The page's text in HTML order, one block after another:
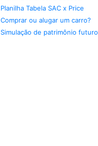
Planilha Tabela SAC x Price
Comprar ou alugar um carro?
Simulação de patrimônio futuro